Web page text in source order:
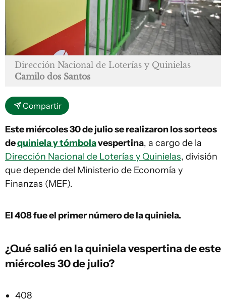
Dirección Nacional de Loterías y Quinielas
Camilo dos Santos
Compartir
Este miércoles 30 de julio se realizaron los sorteos
dequiniela y tómbolavespertina, a cargo de la
Dirección Nacional de Loterías y Quinielas, división
que depende del Ministerio de Economía y
Finanzas (MEF).
El 408fue el primer número de la quiniela.
¿Qué salió en laquiniela vespertinade este
miércoles 30 de julio?
408